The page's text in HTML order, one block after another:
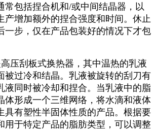
常包括捏合机和/或中间结晶器，以
产增加额外的捏合强度和时间。休止
一步，仅在产品包装好的情况下才包
压刮板式换热器，其中温热的乳液
被过冷和结晶。乳液被旋转的刮刀有
液同时被冷却和捏合。当乳液中的脂
体形成一个三维网络，将水滴和液体
有塑性半固体性质的产品。 根据要
用于特定产品的脂肪类型，可以调整